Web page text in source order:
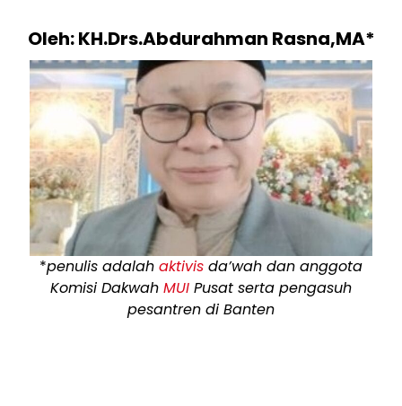
Oleh: KH.Drs.Abdurahman Rasna,MA*
*penulis adalah aktivis da’wah dan anggota
Komisi Dakwah MUI Pusat serta pengasuh
pesantren di Banten